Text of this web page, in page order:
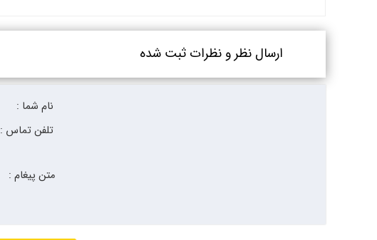
ارسال نظر و نظرات ثبت شده
نام شما :
تلفن تماس :
متن پیغام :